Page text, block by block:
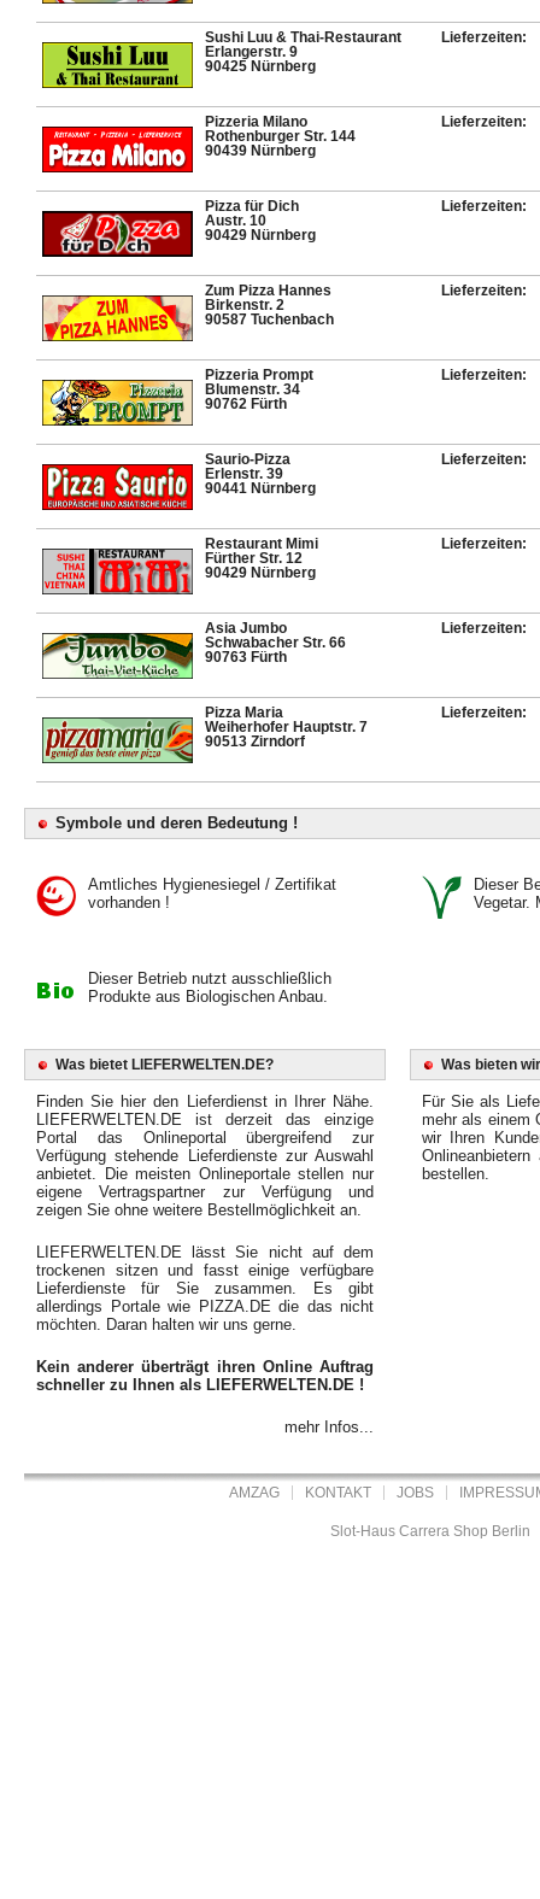
Sushi Luu & Thai-Restaurant
Erlangerstr. 9
90425 Nürnberg
Lieferzeiten:
Pizzeria Milano
Rothenburger Str. 144
90439 Nürnberg
Lieferzeiten:
Pizza für Dich
Austr. 10
90429 Nürnberg
Lieferzeiten:
Zum Pizza Hannes
Birkenstr. 2
90587 Tuchenbach
Lieferzeiten:
Pizzeria Prompt
Blumenstr. 34
90762 Fürth
Lieferzeiten:
Saurio-Pizza
Erlenstr. 39
90441 Nürnberg
Lieferzeiten:
Restaurant Mimi
Fürther Str. 12
90429 Nürnberg
Lieferzeiten:
Asia Jumbo
Schwabacher Str. 66
90763 Fürth
Lieferzeiten:
Pizza Maria
Weiherhofer Hauptstr. 7
90513 Zirndorf
Lieferzeiten:
Symbole und deren Bedeutung !
Amtliches Hygienesiegel / Zertifikat
vorhanden !
Dieser
Vegetar.
Dieser Betrieb nutzt ausschließlich
Produkte aus Biologischen Anbau.
Was bietet LIEFERWELTEN.DE?
Finden Sie hier den Lieferdienst in Ihrer Nähe.
LIEFERWELTEN.DE ist derzeit das einzige
Portal das Onlineportal übergreifend zur
Verfügung stehende Lieferdienste zur Auswahl
anbietet. Die meisten Onlineportale stellen nur
eigene Vertragspartner zur Verfügung und
zeigen Sie ohne weitere Bestellmöglichkeit an.
LIEFERWELTEN.DE lässt Sie nicht auf dem
trockenen sitzen und fasst einige verfügbare
Lieferdienste für Sie zusammen. Es gibt
allerdings Portale wie PIZZA.DE die das nicht
möchten. Daran halten wir uns gerne.
Kein anderer überträgt ihren Online Auftrag
schneller zu Ihnen als LIEFERWELTEN.DE !
mehr Infos...
Was bieten
Für Sie als
mehr als einem
wir Ihren
bestellen.
AMZAG KONTAKT JOBS
Slot-Haus Carrera Shop Berlin